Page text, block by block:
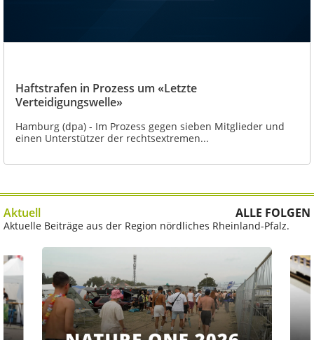
Haftstrafen in Prozess um «Letzte
Verteidigungswelle»
Hamburg (dpa) - Im Prozess gegen sieben Mitglieder und
einen Unterstützer der rechtsextremen...
Aktuell ALLE FOLGEN
Aktuelle Beiträge aus der Region nördliches Rheinland-Pfalz.